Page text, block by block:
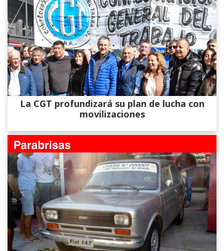
La CGT profundizará su plan de lucha con
movilizaciones